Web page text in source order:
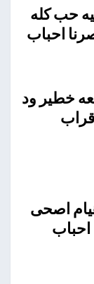
حب كله
احباب
خطير ود
اصحى
احباب